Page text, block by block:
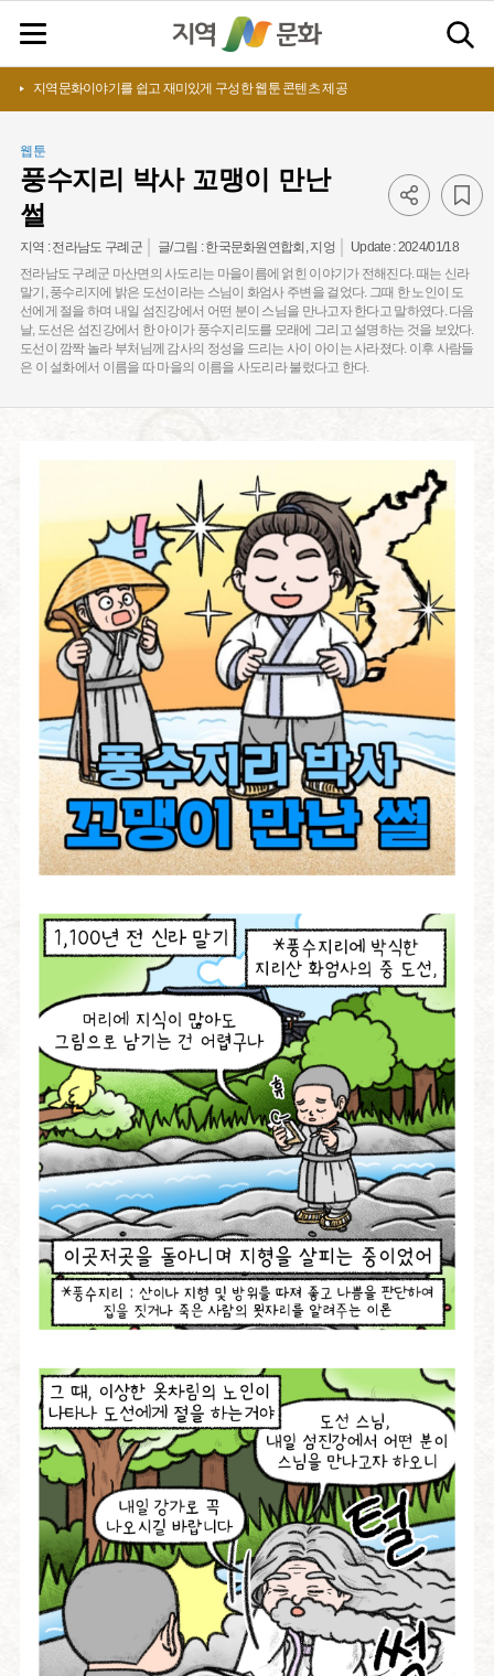
지역문화이야기를 쉽고 재미있게 구성한 웹툰 콘텐츠 제공
웹툰
풍수지리 박사 꼬맹이 만난
썰
지역 :전라남도 구례군 글/그림 :한국문화원연합회, 지엉 Update : 2024/01/18
전라남도 구례군 마산면의 사도리는 마을이름에 얽힌 이야기가 전해진다. 때는 신라
말기, 풍수리지에 밝은 도선이라는 스님이 화엄사 주변을 걸었다. 그때 한 노인이 도
선에게 절을 하며 내일 섬진강에서 어떤 분이 스님을 만나고자 한다고 말하였다. 다음
날, 도선은 섬진강에서 한 아이가 풍수지리도를 모래에 그리고 설명하는 것을 보았다.
도선이 깜짝 놀라 부처님께 감사의 정성을 드리는 사이 아이는 사라졌다. 이후 사람들
은 이 설화에서 이름을 따 마을의 이름을 사도리라 불렀다고 한다.